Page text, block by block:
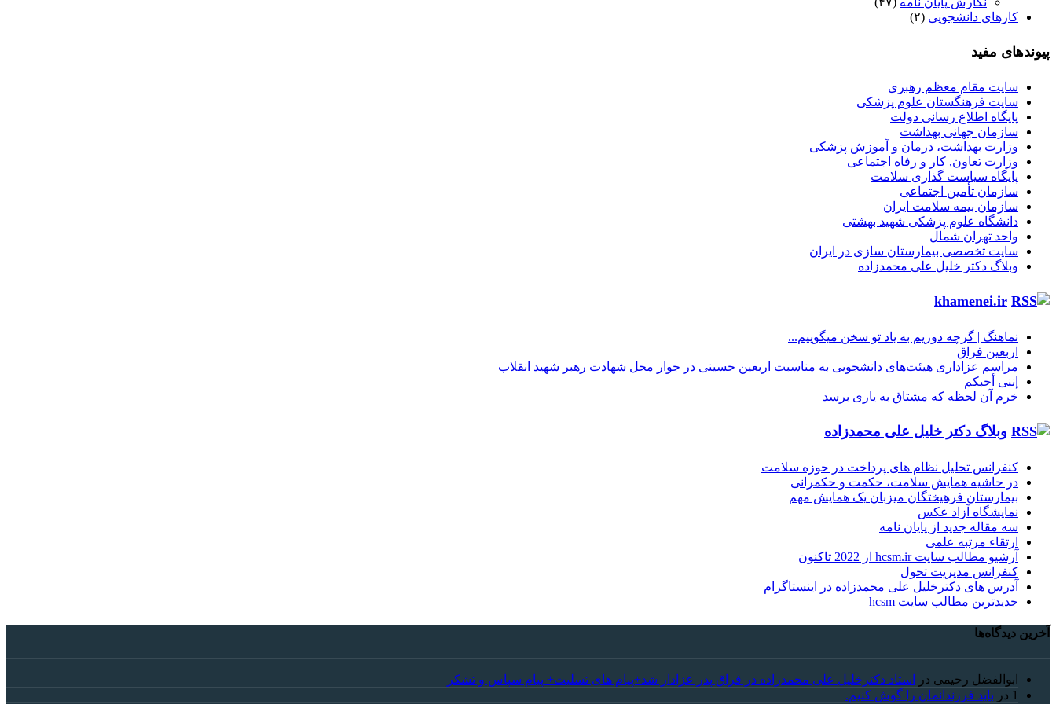
کارهای دانشجویی (۲)
پیوندهای مفید
سایت مقام معظم رهبری
سایت فرهنگستان علوم پزشکی
پایگاه اطلاع رسانی دولت
سازمان جهانی بهداشت
وزارت بهداشت، درمان و آموزش پزشکی
وزارت تعاون, کار و رفاه اجتماعی
پایگاه سیاست گذاری سلامت
سازمان تأمین اجتماعی
سازمان بیمه سلامت ایران
دانشگاه علوم پزشکی شهید بهشتی
واحد تهران شمال
سایت تخصصی بیمارستان سازی در ایران
وبلاگ دکتر خلیل علی محمدزاده
khamenei.ir
نماهنگ |‌ گرچه دوریم به یاد تو سخن میگوییم...
اربعین فراق
مراسم عزاداری هیئت‌های دانشجویی به مناسبت اربعین حسینی در جوار محل شهادت رهبر شهید انقلاب
إننی أحبکم
خرم آن لحظه که مشتاق به یاری برسد
وبلاگ دکتر خلیل علی محمدزاده
کنفرانس تحلیل نظام های پرداخت در حوزه سلامت
در حاشیه همایش سلامت، حکمت و حکمرانی
بیمارستان فرهیختگان میزبان یک همایش مهم
نمایشگاه آزاد عکس
سه مقاله جدید از پایان نامه
ارتقاء مرتبه علمی
آرشیو مطالب سایت hcsm.ir از 2022 تاکنون
کنفرانس مدیریت تحول
آدرس های دکترخلیل علی محمدزاده در اینستاگرام
جدیدترین مطالب سایت hcsm
آخرین دیدگاه‌ها
ابوالفضل رحیمی در
استاد دکترخلیل علی محمدزاده در فراق پدر عزادار شد+پیام های تسلیت+ پیام سپاس و تشکر
1 در باید فرزندانمان را گوش کنیم.